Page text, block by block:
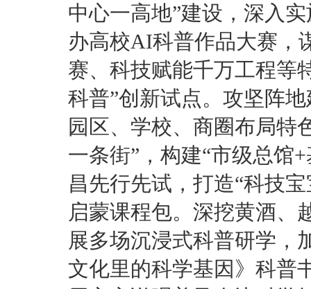
中心一高地”建设，深入
办高校AI科普作品大赛，
赛、科技赋能千万工程等
科普”创新试点。攻坚阵
园区、学校、商圈布局特
一条街”，构建“市级总馆
昌先行先试，打造“科技
启蒙课程包。深挖黄酒、
展多场沉浸式科普研学
文化里的科学基因》科普